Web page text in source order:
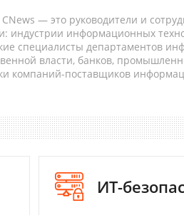
— это руководители и
индустрии информационных
специалисты департаментов
власти, банков,
компаний-поставщиков
ИТ-